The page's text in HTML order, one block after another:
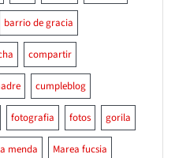
barrio de gracia
compartir
cumpleblog
fotografia fotos gorila
menda Marea fucsia